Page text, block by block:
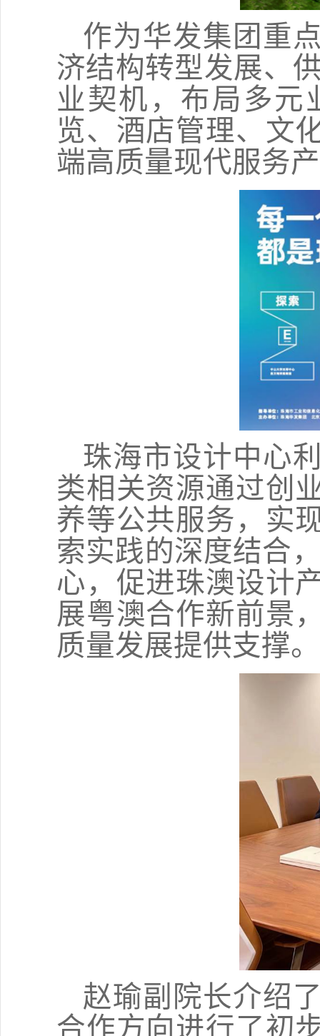
作为华发集团重
济结构转型发展、
业契机，布局多元
览、酒店管理、文
端高质量现代服务
珠海市设计中心
类相关资源通过创
养等公共服务，实
索实践的深度结合
心，促进珠澳设计
展粤澳合作新前景
质量发展提供支撑。
赵瑜副院长介绍
合作方向进行了初